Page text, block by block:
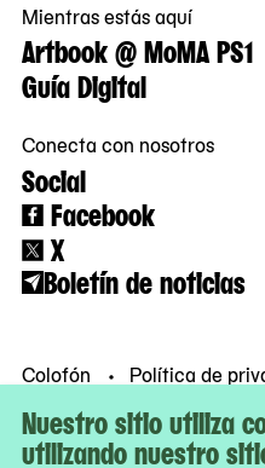
Nuestro sitio utiliza
utilizando nuestro
Mientras estás aquí
Artbook @ MoMA PS1
Guía Digital
Conecta con nosotros
Social
Facebook
X
Boletín de noticias
Colofón
Política de